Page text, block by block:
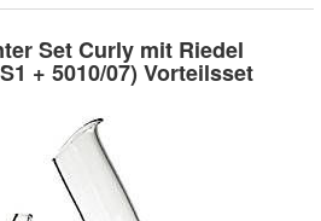
Set Curly mit Riedel
+ 5010/07) Vorteilsset